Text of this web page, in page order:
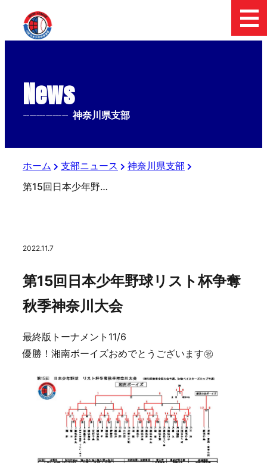
News
-------------- 神奈川県支部
ホーム 支部ニュース
神奈川県支部
第15回日本少年野球リスト杯争奪秋季神奈川大会
2022.11.7
第15回日本少年野球リスト杯争奪
秋季神奈川大会
最終版トーナメント11/6
優勝！湘南ボーイズおめでとうございます㊗️